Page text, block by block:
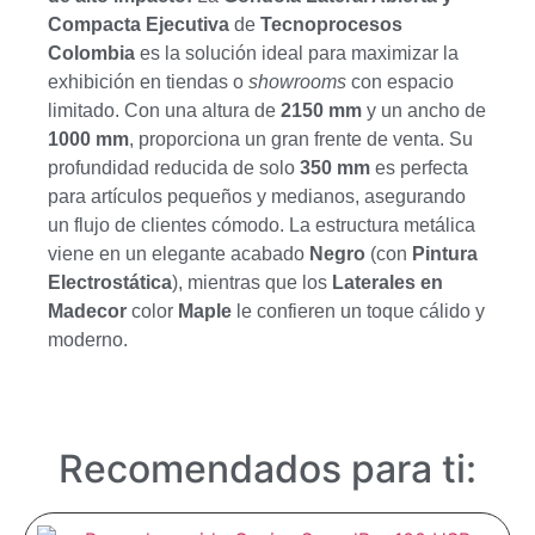
Compacta Ejecutiva de Tecnoprocesos
Colombia es la solución ideal para maximizar la
exhibición en tiendas o showrooms con espacio
limitado. Con una altura de 2150 mm y un ancho de
1000 mm, proporciona un gran frente de venta. Su
profundidad reducida de solo 350 mm es perfecta
para artículos pequeños y medianos, asegurando
un flujo de clientes cómodo. La estructura metálica
viene en un elegante acabado Negro (con Pintura
Electrostática), mientras que los Laterales en
Madecor color Maple le confieren un toque cálido y
moderno.
Recomendados para ti: